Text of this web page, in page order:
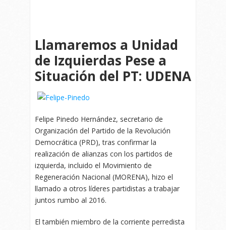
Llamaremos a Unidad
de Izquierdas Pese a
Situación del PT: UDENA
Felipe Pinedo Hernández, secretario de
Organización del Partido de la Revolución
Democrática (PRD), tras confirmar la
realización de alianzas con los partidos de
izquierda, incluido el Movimiento de
Regeneración Nacional (MORENA), hizo el
llamado a otros líderes partidistas a trabajar
juntos rumbo al 2016.
El también miembro de la corriente perredista